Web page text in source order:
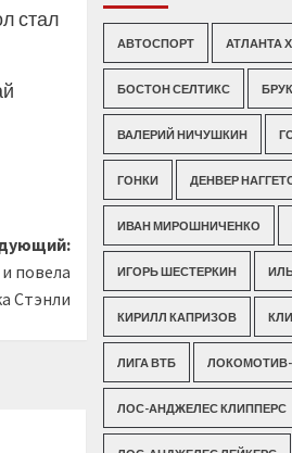
стал
повела
Стэнли
АВТОСПОРТ АТЛАНТА
БОСТОН СЕЛТИКС
ВАЛЕРИЙ НИЧУШКИН
ГОНКИ ДЕНВЕР
ИВАН МИРОШНИЧЕНКО
ИГОРЬ ШЕСТЕРКИН
КИРИЛЛ КАПРИЗОВ
ЛИГА ВТБ
ЛОС-АНДЖЕЛЕС КЛИППЕРС